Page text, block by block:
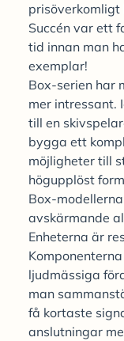
prisöverkomligt
Succén var ett
tid innan man
exemplar!
Box-serien har
mer intressant.
till en
bygga ett
möjligheter till
högupplöst
Box-
avskärmande
Enheterna är
ljudmässiga
man
få kortaste
anslutningar